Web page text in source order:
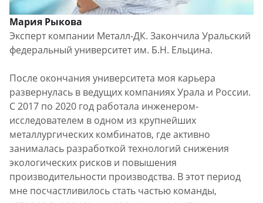
Мария Рыкова
Эксперт компании Металл-ДК. Закончила Уральский
федеральный университет им. Б.Н. Ельцина.
После окончания университета моя карьера
развернулась в ведущих компаниях Урала и России.
С 2017 по 2020 год работала инженером-
исследователем в одном из крупнейших
металлургических комбинатов, где активно
занималась разработкой технологий снижения
экологических рисков и повышения
производительности производства. В этот период
мне посчастливилось стать частью команды,